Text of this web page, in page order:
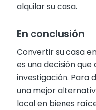
alquilar su casa.
En conclusión
Convertir su casa
es una decisión
investigación. Para
una mejor
local en bienes